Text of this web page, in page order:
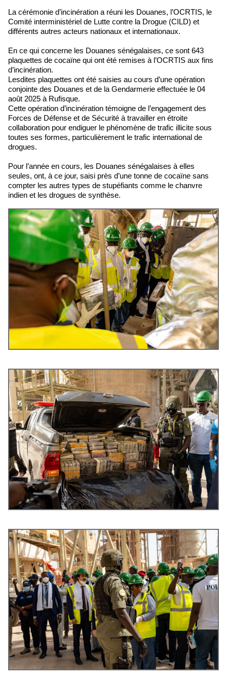
La cérémonie d’incinération a réuni les Douanes, l’OCRTIS, le
Comité interministériel de Lutte contre la Drogue (CILD) et
différents autres acteurs nationaux et internationaux.
En ce qui concerne les Douanes sénégalaises, ce sont 643
plaquettes de cocaïne qui ont été remises à l’OCRTIS aux fins
d’incinération.
Lesdites plaquettes ont été saisies au cours d’une opération
conjointe des Douanes et de la Gendarmerie effectuée le 04
août 2025 à Rufisque.
Cette opération d’incinération témoigne de l’engagement des
Forces de Défense et de Sécurité à travailler en étroite
collaboration pour endiguer le phénomène de trafic illicite sous
toutes ses formes, particulièrement le trafic international de
drogues.
Pour l’année en cours, les Douanes sénégalaises à elles
seules, ont, à ce jour, saisi près d’une tonne de cocaïne sans
compter les autres types de stupéfiants comme le chanvre
indien et les drogues de synthèse.